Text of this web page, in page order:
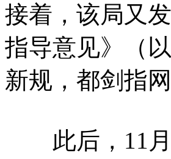
接着，该局又
指导意见》（
新规，都剑指
此后，11月6